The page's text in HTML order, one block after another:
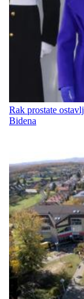
Rak prostate
Bidena